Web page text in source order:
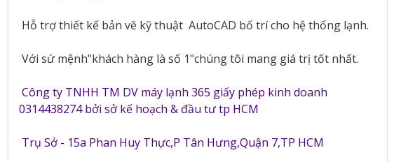
Hỗ trợ thiết kế bản vẽ kỹ thuật AutoCAD bố trí cho hệ thống lạnh.
Với sứ mệnh"khách hàng là số 1"chúng tôi mang giá trị tốt nhất.
Công ty TNHH TM DV máy lạnh 365 giấy phép kinh doanh
0314438274 bởi sở kế hoạch & đầu tư tp HCM
Trụ Sở - 15a Phan Huy Thực,P Tân Hưng,Quận 7,TP HCM